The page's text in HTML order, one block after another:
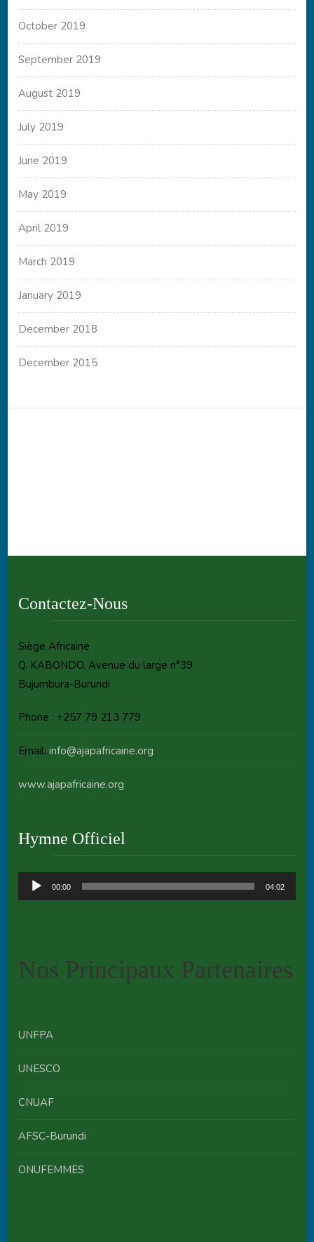
October 2019
September 2019
August 2019
July 2019
June 2019
May 2019
April 2019
March 2019
January 2019
December 2018
December 2015
Contactez-Nous
Siège Africaine
Q. KABONDO, Avenue du large n°39
Bujumbura-Burundi
Phone : +257 79 213 779
Email:info@ajapafricaine.org
www.ajapafricaine.org
Hymne Officiel
Audio
Player
00:00 04:02
Nos Principaux Partenaires
UNFPA
UNESCO
CNUAF
AFSC-Burundi
ONUFEMMES